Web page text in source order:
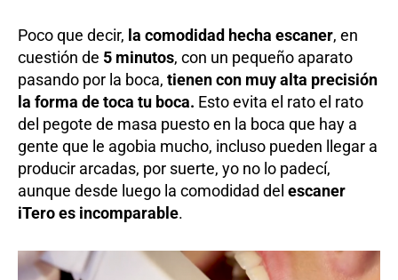
Poco que decir, la comodidad hecha escaner, en
cuestión de 5 minutos, con un pequeño aparato
pasando por la boca, tienen con muy alta precisión
la forma de toca tu boca. Esto evita el rato el rato
del pegote de masa puesto en la boca que hay a
gente que le agobia mucho, incluso pueden llegar a
producir arcadas, por suerte, yo no lo padecí,
aunque desde luego la comodidad del escaner
iTero es incomparable.